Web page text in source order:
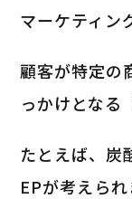
マーケティン
顧客が特定の
っかけとなる
たとえば、炭
EPが考えられ